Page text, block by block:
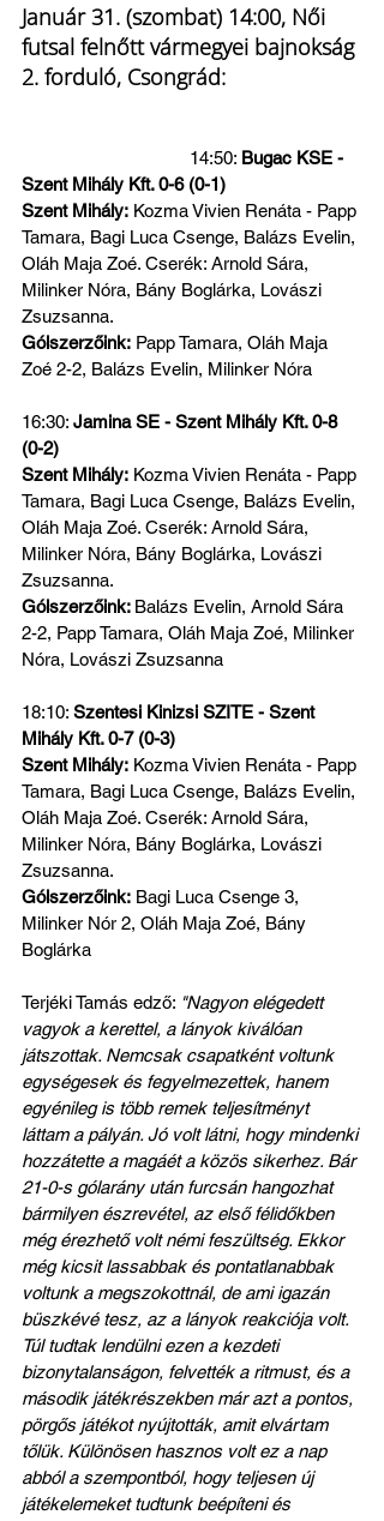
Január 31. (szombat) 14:00, Női
futsal felnőtt vármegyei bajnokság
2. forduló, Csongrád:
14:50: Bugac KSE -
Szent Mihály Kft. 0-6 (0-1)
Szent Mihály: Kozma Vivien Renáta - Papp
Tamara, Bagi Luca Csenge, Balázs Evelin,
Oláh Maja Zoé. Cserék: Arnold Sára,
Milinker Nóra, Bány Boglárka, Lovászi
Zsuzsanna.
Gólszerzőink: Papp Tamara, Oláh Maja
Zoé 2-2, Balázs Evelin, Milinker Nóra
16:30: Jamina SE - Szent Mihály Kft. 0-8
(0-2)
Szent Mihály: Kozma Vivien Renáta - Papp
Tamara, Bagi Luca Csenge, Balázs Evelin,
Oláh Maja Zoé. Cserék: Arnold Sára,
Milinker Nóra, Bány Boglárka, Lovászi
Zsuzsanna.
Gólszerzőink: Balázs Evelin, Arnold Sára
2-2, Papp Tamara, Oláh Maja Zoé, Milinker
Nóra, Lovászi Zsuzsanna
18:10: Szentesi Kinizsi SZITE - Szent
Mihály Kft. 0-7 (0-3)
Szent Mihály: Kozma Vivien Renáta - Papp
Tamara, Bagi Luca Csenge, Balázs Evelin,
Oláh Maja Zoé. Cserék: Arnold Sára,
Milinker Nóra, Bány Boglárka, Lovászi
Zsuzsanna.
Gólszerzőink: Bagi Luca Csenge 3,
Milinker Nór 2, Oláh Maja Zoé, Bány
Boglárka
Terjéki Tamás edző: "Nagyon elégedett
vagyok a kerettel, a lányok kiválóan
játszottak. Nemcsak csapatként voltunk
egységesek és fegyelmezettek, hanem
egyénileg is több remek teljesítményt
láttam a pályán. Jó volt látni, hogy mindenki
hozzátette a magáét a közös sikerhez. Bár
21-0-s gólarány után furcsán hangozhat
bármilyen észrevétel, az első félidőkben
még érezhető volt némi feszültség. Ekkor
még kicsit lassabbak és pontatlanabbak
voltunk a megszokottnál, de ami igazán
büszkévé tesz, az a lányok reakciója volt.
Túl tudtak lendülni ezen a kezdeti
bizonytalanságon, felvették a ritmust, és a
második játékrészekben már azt a pontos,
pörgős játékot nyújtották, amit elvártam
tőlük. Különösen hasznos volt ez a nap
abból a szempontból, hogy teljesen új
játékelemeket tudtunk beépíteni és